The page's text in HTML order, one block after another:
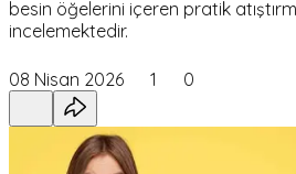
besin öğelerini içeren pratik
incelemektedir.
08 Nisan 2026 1 0